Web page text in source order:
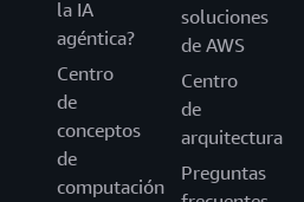
la IA
agéntica?
Centro
de
conceptos
de
computación
soluciones
de AWS
Centro
de
arquitectura
Preguntas